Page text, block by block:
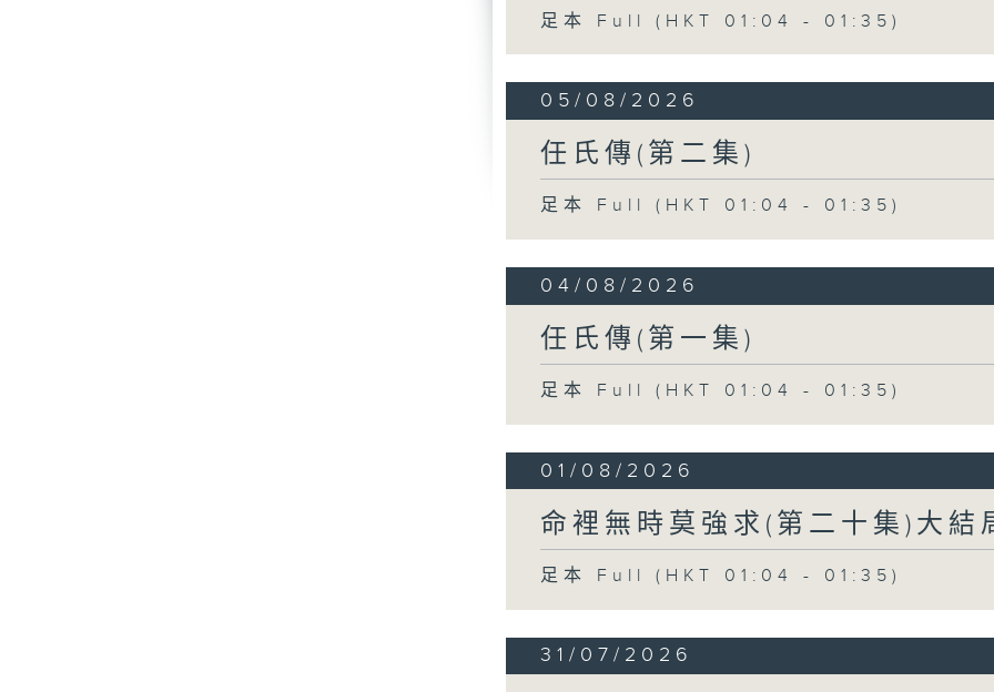
足本 Full (HKT 01:04 - 01:35)
05/08/2026
任氏傳(第二集)
足本 Full (HKT 01:04 - 01:35)
04/08/2026
任氏傳(第一集)
足本 Full (HKT 01:04 - 01:35)
01/08/2026
命裡無時莫強求(第二十集)大結
足本 Full (HKT 01:04 - 01:35)
31/07/2026